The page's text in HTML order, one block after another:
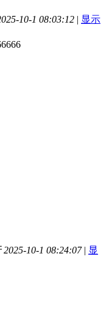
10-1 08:03:12 | 显示
10-1 08:24:07 | 显